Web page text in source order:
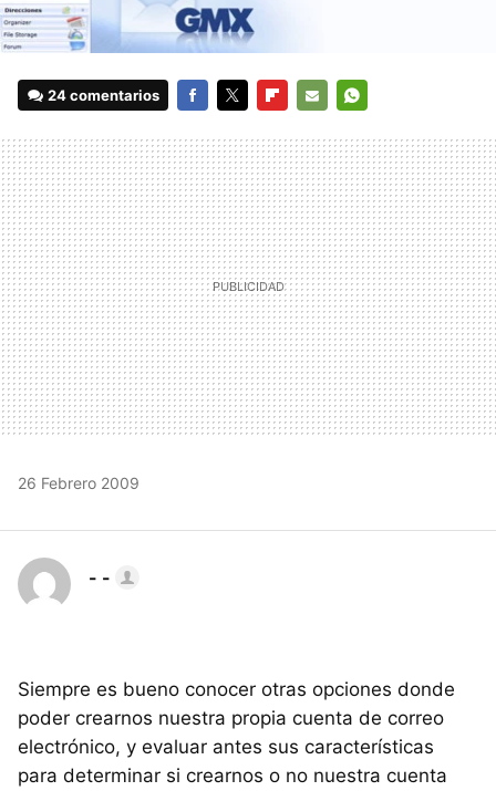
24 comentarios
MAIL
26 Febrero 2009
- -
Siempre es bueno conocer otras opciones donde
poder crearnos nuestra propia cuenta de correo
electrónico, y evaluar antes sus características
para determinar si crearnos o no nuestra cuenta